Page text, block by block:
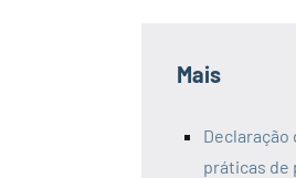
Mais
Declaração
práticas de